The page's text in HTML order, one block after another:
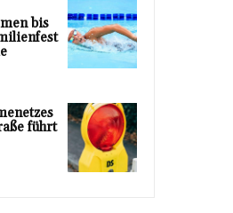
bis
führt